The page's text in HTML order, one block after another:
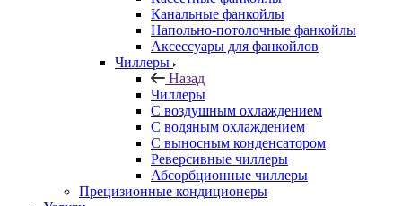
Канальные фанкойлы
Напольно-потолочные фанкойлы
Аксессуары для фанкойлов
Чиллеры
Назад
Чиллеры
С воздушным охлаждением
С водяным охлаждением
С выносным конденсатором
Реверсивные чиллеры
Абсорбционные чиллеры
Прецизионные кондиционеры